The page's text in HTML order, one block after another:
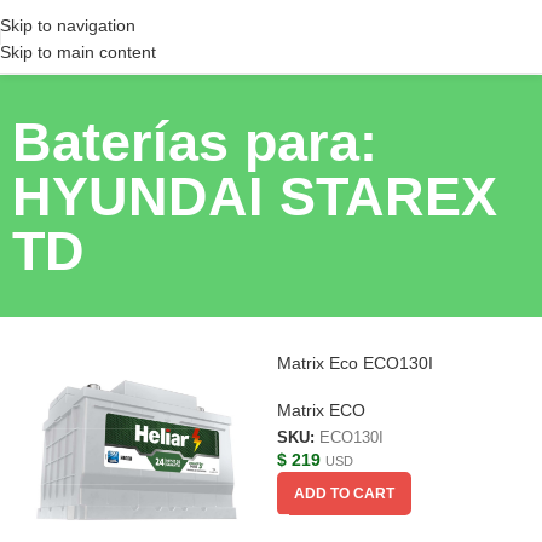
Skip to navigation
Skip to main content
Baterías para:
HYUNDAI STAREX
TD
Matrix Eco ECO130I
Matrix ECO
SKU: ECO130I
$ 219 USD
ADD TO CART